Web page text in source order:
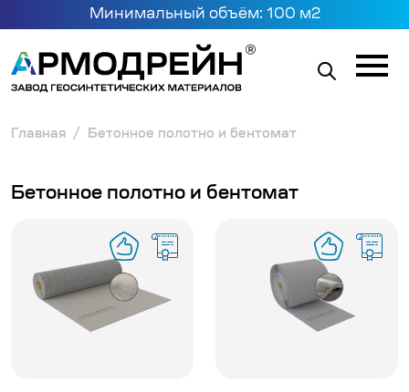
Главная Бетонное полотно и бентомат
Бетонное полотно и бентомат
Минимальный объём: 100 м2